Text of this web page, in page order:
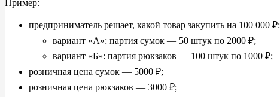
Пример:
предприниматель решает, какой товар закупить на 100 000 ₽:
вариант «А»: партия сумок — 50 штук по 2000 ₽;
вариант «Б»: партия рюкзаков — 100 штук по 1000 ₽;
розничная цена сумок — 5000 ₽;
розничная цена рюкзаков — 3000 ₽;